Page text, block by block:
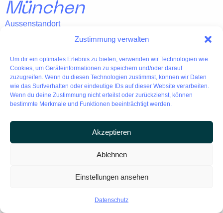
Zustimmung verwalten
Um dir ein optimales Erlebnis zu bieten, verwenden wir Technologien wie
Cookies, um Geräteinformationen zu speichern und/oder darauf
zuzugreifen. Wenn du diesen Technologien zustimmst, können wir Daten
wie das Surfverhalten oder eindeutige IDs auf dieser Website verarbeiten.
Wenn du deine Zustimmung nicht erteilst oder zurückziehst, können
bestimmte Merkmale und Funktionen beeinträchtigt werden.
Akzeptieren
Ablehnen
Einstellungen ansehen
Datenschutz
München
Aussenstandort
Waisenhausstraße 2
+49 (0)89 208049776
muenchen@metrika360.de
Berlin
10707 Berlin